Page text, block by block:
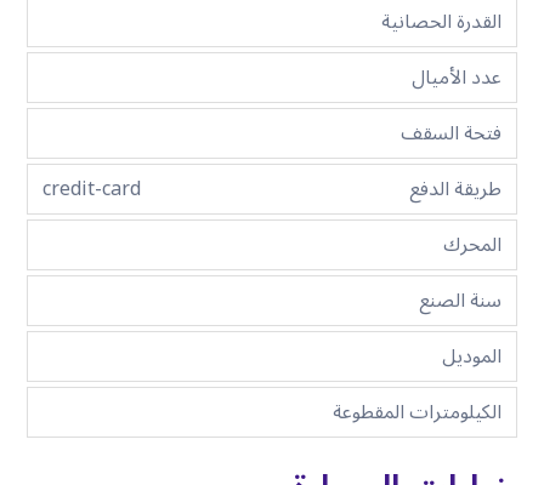
القدرة الحصانية
عدد الأميال
فتحة السقف
طريقة الدفع
credit-card
المحرك
سنة الصنع
الموديل
الكيلومترات المقطوعة